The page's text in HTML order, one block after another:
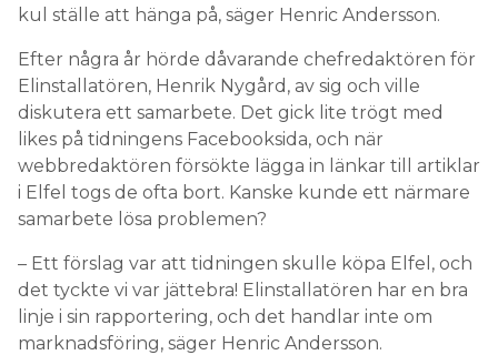
kul ställe att hänga på, säger Henric Andersson.
Efter några år hörde dåvarande chefredaktören för
Elinstallatören, Henrik Nygård, av sig och ville
diskutera ett samarbete. Det gick lite trögt med
likes på tidningens Facebooksida, och när
webbredaktören försökte lägga in länkar till artiklar
i Elfel togs de ofta bort. Kanske kunde ett närmare
samarbete lösa problemen?
– Ett förslag var att tidningen skulle köpa Elfel, och
det tyckte vi var jättebra! Elinstallatören har en bra
linje i sin rapportering, och det handlar inte om
marknadsföring, säger Henric Andersson.